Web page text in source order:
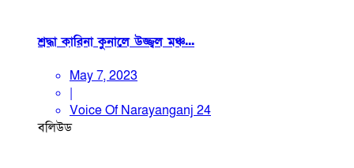
শ্রদ্ধা কারিনা কুনালে উজ্জ্বল মঞ্চ...
May 7, 2023
|
Voice Of Narayanganj 24
বলিউড